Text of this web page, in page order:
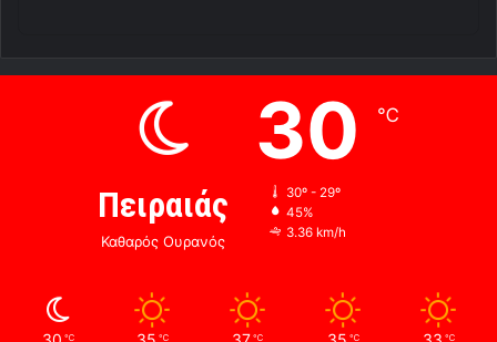
Πειραιάς
Καθαρός Ουρανός
30 ℃
30º - 29º
45%
3.36 km/h
℃ ℃ ℃ ℃ ℃